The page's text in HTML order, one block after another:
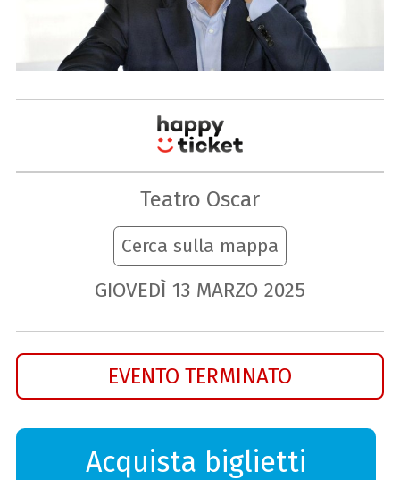
Teatro Oscar
Cerca sulla mappa
GIOVEDÌ 13 MARZO 2025
EVENTO TERMINATO
Acquista biglietti